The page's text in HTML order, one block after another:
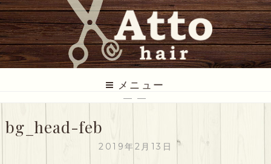
コ
ン
テ
ン
ツ
ッ
メニュー
— —
bg_head-feb
2019年2月13日